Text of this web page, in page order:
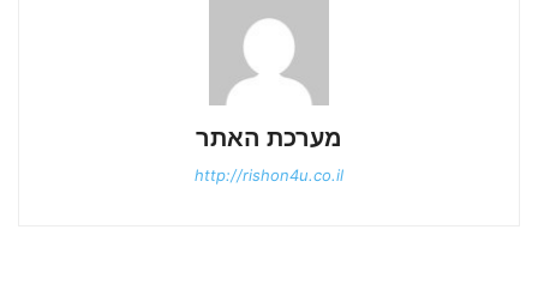
מערכת האתר
http://rishon4u.co.il